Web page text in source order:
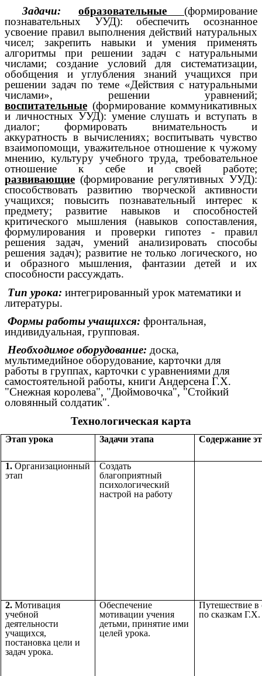
Задачи:
образовательные (формирование
познавательных УУД): обеспечить осознанное
усвоение правил выполнения действий натуральных
чисел; закрепить навыки и умения применять
алгоритмы при решении задач с натуральными
числами; создание условий для систематизации,
обобщения и углубления знаний учащихся при
решении задач по теме «Действия с натуральными
числами», решении уравнений;
воспитательные (формирование коммуникативных
и личностных УУД): умение слушать и вступать в
диалог; формировать внимательность и
аккуратность в вычислениях; воспитывать чувство
взаимопомощи, уважительное отношение к чужому
мнению, культуру учебного труда, требовательное
отношение к себе и своей работе;
развивающие (формирование регулятивных УУД):
способствовать
развитию творческой активности
учащихся; повысить познавательный интерес к
предмету; развитие навыков и способностей
критического мышления (навыков сопоставления,
формулирования и проверки гипотез - правил
решения задач, умений анализировать способы
решения задач); развитие не только логического, но
и образного мышления, фантазии детей и их
способности рассуждать.
Тип урока: интегрированный урок математики и
литературы.
Формы работы учащихся: фронтальная,
индивидуальная, групповая.
Необходимое оборудование: доска,
мультимедийное оборудование, карточки для
работы в группах, карточки с уравнениями для
самостоятельной работы, книги Андерсена Г.Х.
"Снежная королева", "Дюймовочка", "Стойкий
оловянный солдатик".
Технологическая карта
Этап урока Задачи этапа Содержание
1. Организационный
этап
Создать
благоприятный
психологический
настрой на работу
2. Мотивация
учебной
деятельности
учащихся,
постановка цели и
задач урока.
Обеспечение
мотивации учения
детьми, принятие ими
целей урока.
Путешествие в
по сказкам